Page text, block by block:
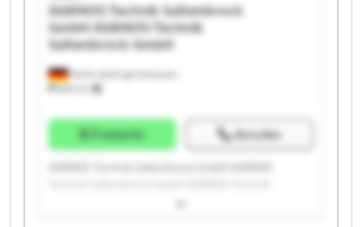
Melle-Wellingholzhausen
685 km
AGRAVIS Technik Saltenbrock
GmbHAGRAVIS Technik
Saltenbrock GmbH
Preisinfo Anrufen
Saltenbrock GmbH AGRAVIS Technik Saltenbrock